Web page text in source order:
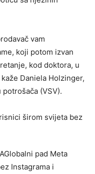
vam
koji potom izvan
kod doktora, u
Daniela Holzinger,
(VSV).
Globalni pad Meta
Instagrama i